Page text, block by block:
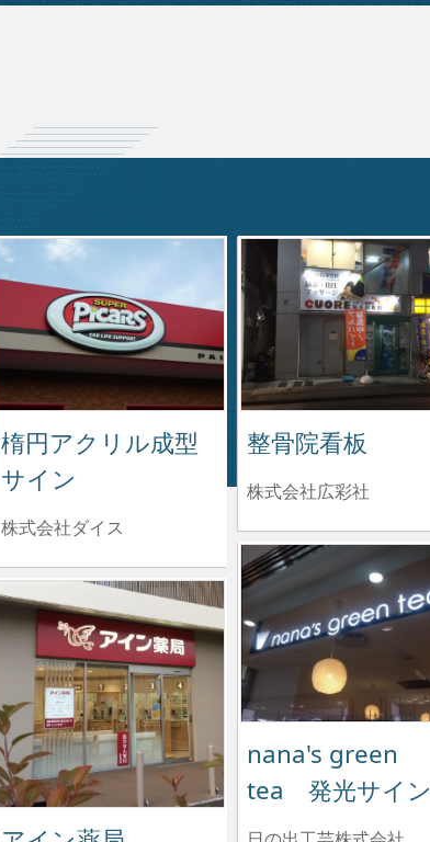
楕円アクリル成型
サイン
株式会社ダイス
整骨院看板
株式会社広彩社
nana's green
tea 発光サイン